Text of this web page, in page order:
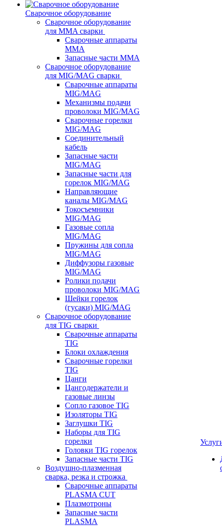
Сварочное оборудование
Сварочное оборудование
для MMA сварки
Сварочные аппараты
MMA
Запасные части MMA
Сварочное оборудование
для MIG/MAG сварки
Сварочные аппараты
MIG/MAG
Механизмы подачи
проволоки MIG/MAG
Сварочные горелки
MIG/MAG
Соединительный
кабель
Запасные части
MIG/MAG
Запасные части для
горелок MIG/MAG
Направляющие
каналы MIG/MAG
Токосъемники
MIG/MAG
Газовые сопла
MIG/MAG
Пружины для сопла
MIG/MAG
Диффузоры газовые
MIG/MAG
Ролики подачи
проволоки MIG/MAG
Шейки горелок
(гусаки) MIG/MAG
Сварочное оборудование
для TIG сварки
Сварочные аппараты
TIG
Блоки охлаждения
Сварочные горелки
TIG
Цанги
Цангодержатели и
газовые линзы
Сопло газовое TIG
Изоляторы TIG
Заглушки TIG
Наборы для TIG
горелки
Головки TIG горелок
Запасные части TIG
Воздушно-плазменная
сварка, резка и строжка
Сварочные аппараты
PLASMA CUT
Плазмотроны
Запасные части
PLASMA